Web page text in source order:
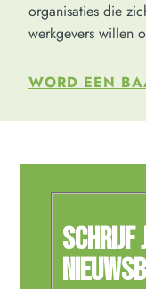
organisaties die
werkgevers willen
WORD EEN